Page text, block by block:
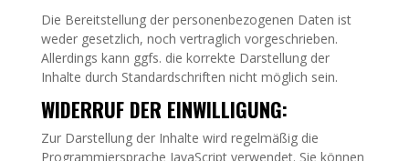
Die Bereitstellung der personenbezogenen Daten ist
weder gesetzlich, noch vertraglich vorgeschrieben.
Allerdings kann ggfs. die korrekte Darstellung der
Inhalte durch Standardschriften nicht möglich sein.
WIDERRUF DER EINWILLIGUNG:
Zur Darstellung der Inhalte wird regelmäßig die
Programmiersprache JavaScript verwendet. Sie können